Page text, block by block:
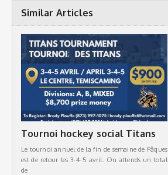
Similar Articles
Tournoi hockey social Titans
Le tournoi annuel de la fin de semaine de Pâques
est de retour les 3-4-5 avril. On attends un total
de